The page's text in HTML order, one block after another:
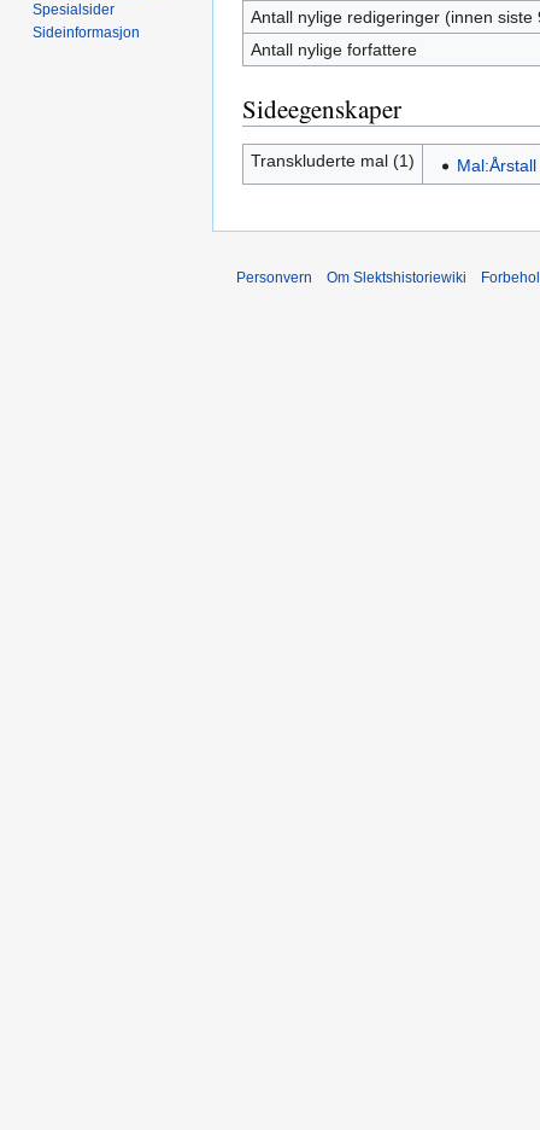
Antall nylige redigeringer (innen siste
Antall nylige forfattere
Sideegenskaper
Transkluderte mal (1) Mal:Årstall
Spesialsider
Sideinformasjon
Personvern Om Slektshistoriewiki